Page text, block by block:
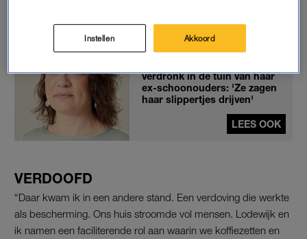
naar huis genomen.”
verdronk in de tuin van haar
ex-schoonouders: 'Ze zagen
haar slippertjes drijven'
LEES OOK
VERDOOFD
“Daar kwam ik in een andere stand. Een verdoving die werkte
als bescherming. Ons huis stroomde vol mensen. Lodewijk en
ik namen een faciliterende rol aan waarin we koffiezetten en
Instellen Akkoord